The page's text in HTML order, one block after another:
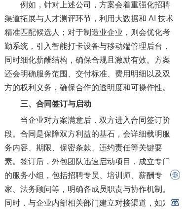
例如，针对上述公司，方案会着重强化招聘
渠道拓展与人才测评环节，利用大数据和 AI 技术
精准匹配候选人；对于制造业企业，则会优化考
勤系统，引入智能打卡设备与移动端管理后台，
同时细化薪酬结构，确保合规且激励有效。方案
还会明确服务范围、交付标准、费用明细以及双
方的权利义务，确保合作的透明度和可操作性。
三、合同签订与启动
当企业对方案满意后，双方进入合同签订阶
段。合同是保障双方利益的基石，会详细载明服
务内容、期限、保密条款、违约责任等关键要
素。签订后，外包团队迅速启动项目，成立专门
的服务小组，包括招聘专员、培训师、薪酬专
家、法务顾问等，明确各成员职责与协作机制。
同时，与企业内部相关部门建立对接渠道，如定